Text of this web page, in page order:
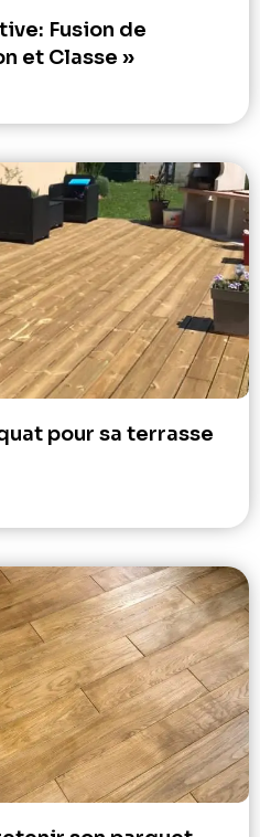
Fusion de
et Classe »
pour sa terrasse